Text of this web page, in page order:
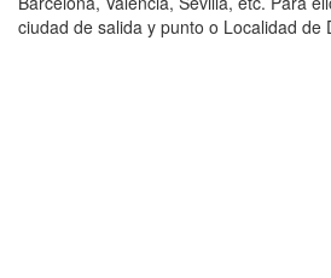
ciudad de salida y punto o Localidad de